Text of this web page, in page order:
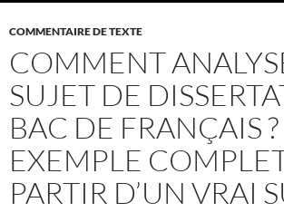
COMMENTAIRE DE TEXTE
COMMENT
SUJET DE
BAC DE FRANÇAIS ?
EXEMPLE
PARTIR D’UN VRAI